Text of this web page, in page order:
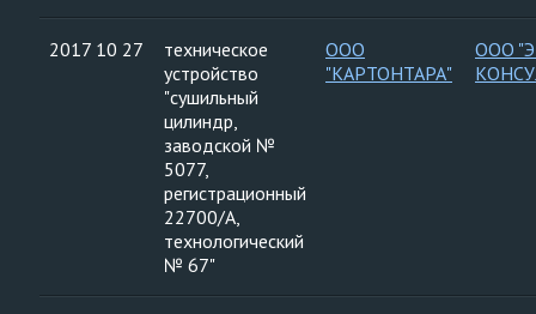
2017 10 27
техническое
устройство
"сушильный
цилиндр,
заводской №
5077,
регистрационный
22700/А,
технологический
№ 67"
ООО
"КАРТОНТАРА"
ООО